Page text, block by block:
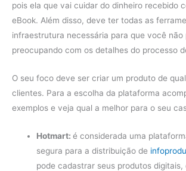
pois ela que vai cuidar do dinheiro recebido
eBook. Além disso, deve ter todas as
infraestrutura necessária para que você não
preocupando com os detalhes do processo
O seu foco deve ser criar um produto de
clientes. Para a escolha da plataforma
exemplos e veja qual a melhor para o seu
Hotmart:é considerada uma
segura para a distribuição de
pode cadastrar seus produtos digitais,